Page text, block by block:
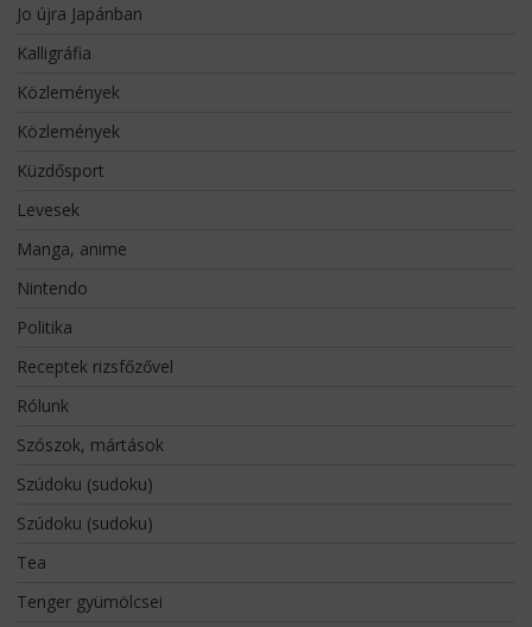
Jo újra Japánban
Kalligráfia
Közlemények
Közlemények
Küzdősport
Levesek
Manga, anime
Nintendo
Politika
Receptek rizsfőzővel
Rólunk
Szószok, mártások
Szúdoku (sudoku)
Szúdoku (sudoku)
Tea
Tenger gyümölcsei